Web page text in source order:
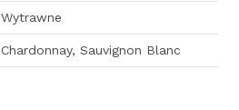
Wytrawne
Chardonnay, Sauvignon Blanc